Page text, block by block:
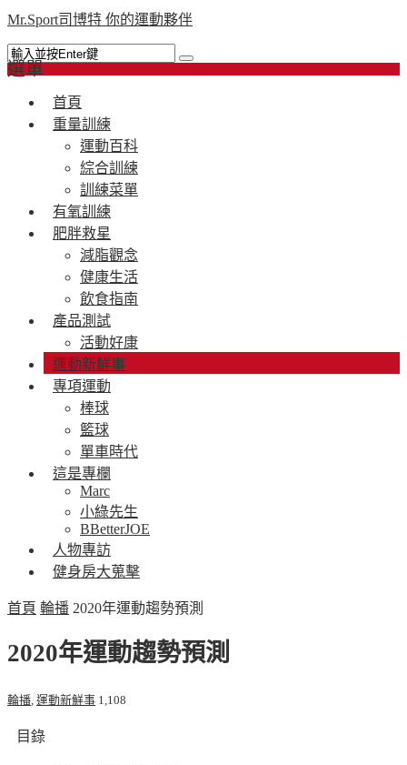
Mr.Sport司博特 你的運動夥伴
選單
首頁
重量訓練
運動百科
綜合訓練
訓練菜單
有氧訓練
肥胖救星
減脂觀念
健康生活
飲食指南
產品測試
活動好康
運動新鮮事
專項運動
棒球
籃球
單車時代
這是專欄
Marc
小綠先生
BBetterJOE
人物專訪
健身房大蒐擊
首頁 輪播 2020年運動趨勢預測
2020年運動趨勢預測
輪播 運動新鮮事 1,108
目錄